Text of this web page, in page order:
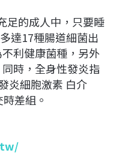
足的成人中，只要睡
達17種腸道細菌出
利健康菌種，另外
時，全身性發炎指
炎細胞激素 白介
差組。